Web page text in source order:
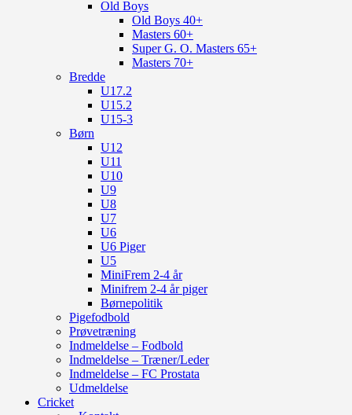
Old Boys
Old Boys 40+
Masters 60+
Super G. O. Masters 65+
Masters 70+
Bredde
U17.2
U15.2
U15-3
Børn
U12
U11
U10
U9
U8
U7
U6
U6 Piger
U5
MiniFrem 2-4 år
Minifrem 2-4 år piger
Børnepolitik
Pigefodbold
Prøvetræning
Indmeldelse – Fodbold
Indmeldelse – Træner/Leder
Indmeldelse – FC Prostata
Udmeldelse
Cricket